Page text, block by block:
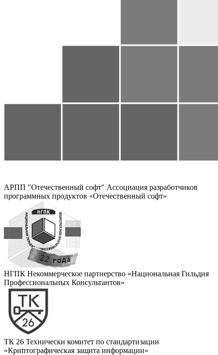
АРПП "Отечественный софт" Ассоциация разработчиков
программных продуктов «Отечественный софт»
НГПК Некоммерческое партнерство «Национальная Гильдия
Профессиональных Консультантов»
ТК 26 Технически комитет по стандартизации
«Криптографическая защита информации»